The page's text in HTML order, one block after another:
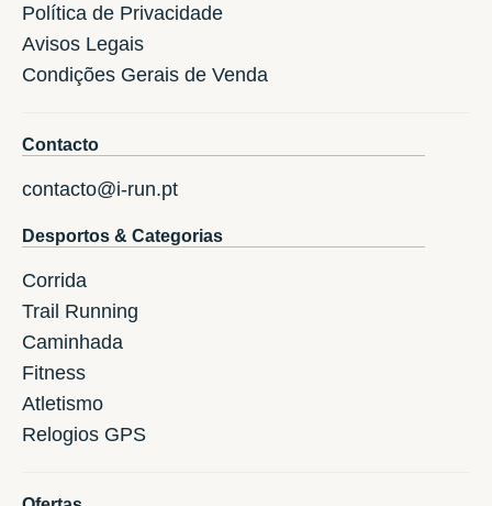
Política de Privacidade
Avisos Legais
Condições Gerais de Venda
Contacto
contacto@i-run.pt
Desportos & Categorias
Corrida
Trail Running
Caminhada
Fitness
Atletismo
Relogios GPS